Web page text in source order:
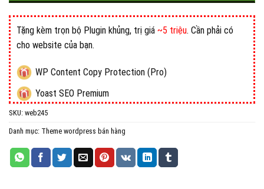
Tặng kèm trọn bộ Plugin khủng, trị giá ~5 triệu. Cần phải có
cho website của bạn.
WP Content Copy Protection (Pro)
Yoast SEO Premium
All in One WP Migration Unlimited Extension
iThemes Security Pro
Wordfence Security Premium
SKU: web245
Danh mục: Theme wordpress bán hàng